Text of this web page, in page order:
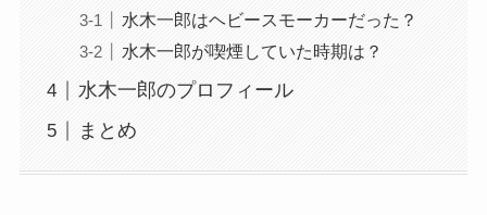
水木一郎はヘビースモーカーだった？
水木一郎が喫煙していた時期は？
水木一郎のプロフィール
まとめ